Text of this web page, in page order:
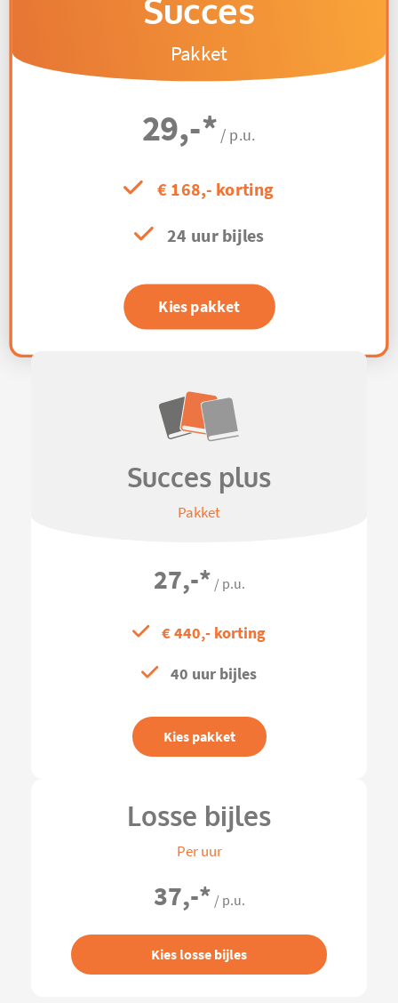
Succes
Pakket
29,-* / p.u.
€ 168,- korting
24 uur bijles
Kies pakket
Succes plus
Pakket
27,-* / p.u.
€ 440,- korting
40 uur bijles
Kies pakket
Losse bijles
Per uur
37,-* / p.u.
Kies losse bijles